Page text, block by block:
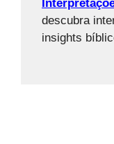
descubra
insights